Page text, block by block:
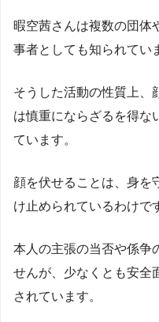
暇空茜さんは複数の団体
事者としても知られてい
そうした活動の性質上、
は慎重にならざるを得な
ています。
顔を伏せることは、身を
け止められているわけで
本人の主張の当否や係争
せんが、少なくとも安全
されています。